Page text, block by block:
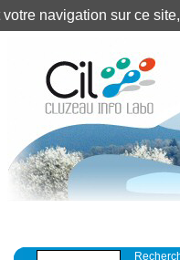
votre navigation sur ce